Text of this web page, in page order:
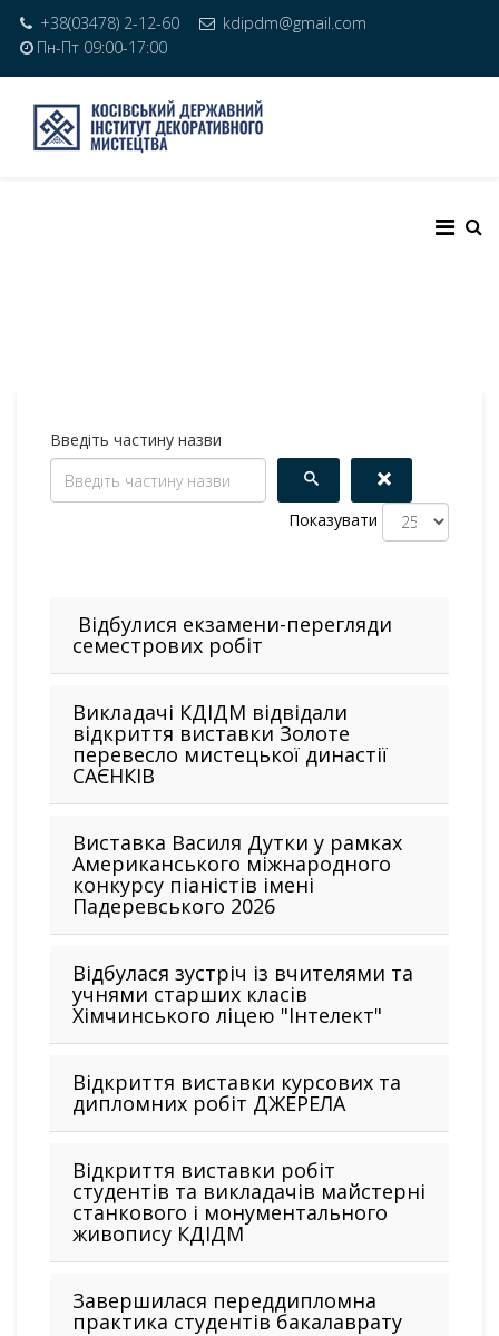
+38(03478) 2-12-60
kdipdm@gmail.com
Пн-Пт 09:00-17:00
Введіть частину назви
Показувати
Відбулися екзамени-перегляди
семестрових робіт
Викладачі КДІДМ відвідали
відкриття виставки Золоте
перевесло мистецької династії
САЄНКІВ
Виставка Василя Дутки у рамках
Американського міжнародного
конкурсу піаністів імені
Падеревського 2026
Відбулася зустріч із вчителями та
учнями старших класів
Хімчинського ліцею "Інтелект"
Відкриття виставки курсових та
дипломних робіт ДЖЕРЕЛА
Відкриття виставки робіт
студентів та викладачів майстерні
станкового і монументального
живопису КДІДМ
Завершилася переддипломна
практика студентів бакалаврату